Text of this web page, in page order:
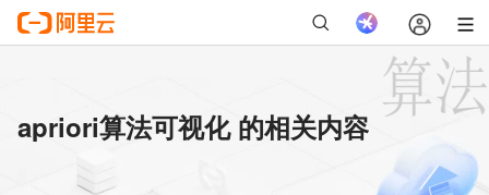
apriori算法可视化 的相关内容